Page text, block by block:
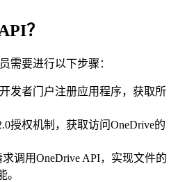
？
需要进行以下步骤：
发者门户注册应用程序，获取所
授权机制，获取访问OneDrive的
调用OneDrive API，实现文件的
。